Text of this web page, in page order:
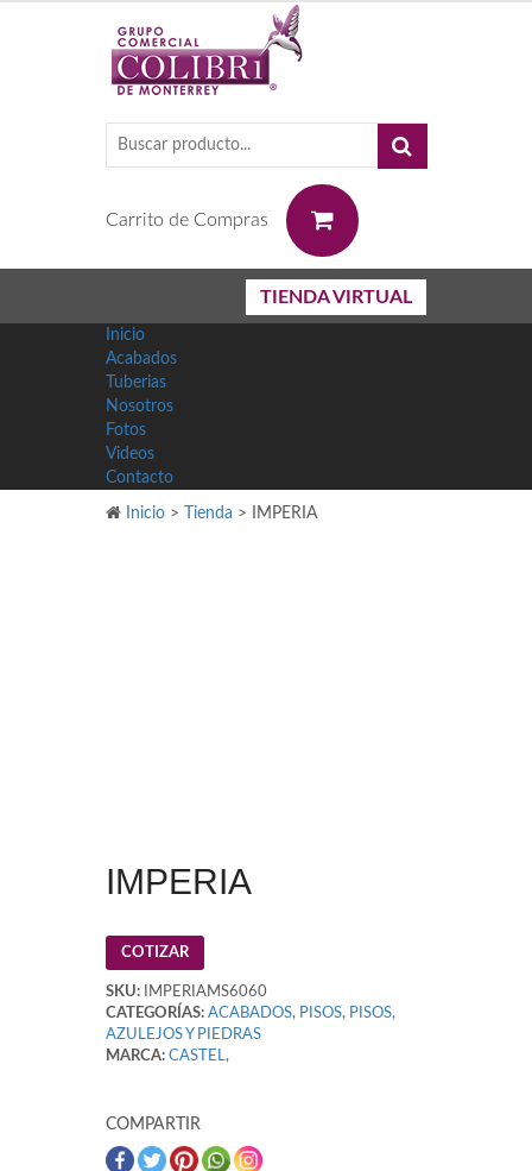
Carrito de Compras
TIENDA VIRTUAL
Inicio
Acabados
Tuberias
Nosotros
Fotos
Videos
Contacto
Inicio > Tienda > IMPERIA
IMPERIA
COTIZAR
SKU: IMPERIAMS6060
CATEGORÍAS: ACABADOS, PISOS, PISOS,
AZULEJOS Y PIEDRAS
MARCA: CASTEL,
COMPARTIR